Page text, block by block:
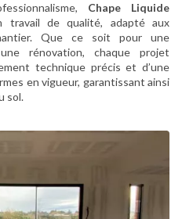
Chape Liquide
de qualité, adapté aux
Que ce soit pour une
rénovation, chaque projet
technique précis et d’une
en vigueur, garantissant ainsi
sol.